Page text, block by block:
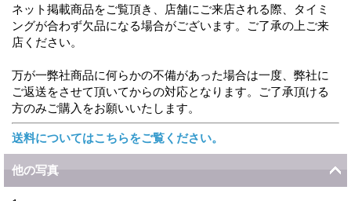
ネット掲載商品をご覧頂き、店舗にご来店される際、タイミ
ングが合わず欠品になる場合がございます。ご了承の上ご来
店ください。
万が一弊社商品に何らかの不備があった場合は一度、弊社に
ご返送をさせて頂いてからの対応となります。ご了承頂ける
方のみご購入をお願いいたします。
送料についてはこちらをご覧ください。
他の写真